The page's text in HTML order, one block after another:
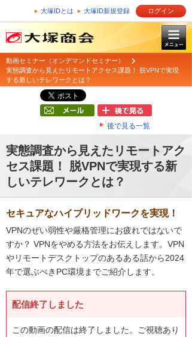
大塚IDとは 大塚ID新規登録 ログイン
動画セミナー（オンデマンドセミナー）
実態調査から見えたリモートアクセス課題！ 脱VPNで実現
する新しいテレワークとは？
後で見る一覧
実態調査から見えたリモートアク
セス課題！ 脱VPNで実現する新
しいテレワークとは？
セキュアなハイブリッドワークを実現！
VPNのぜい弱性や厳格管理にお疲れではないで
すか？ VPNをやめる方法をお伝えします。VPN
やリモートデスクトップのあるある話から2024
年で選ぶべきPC環境までご紹介します。
配信終了しました
この動画の配信は終了しました。ご視聴あり